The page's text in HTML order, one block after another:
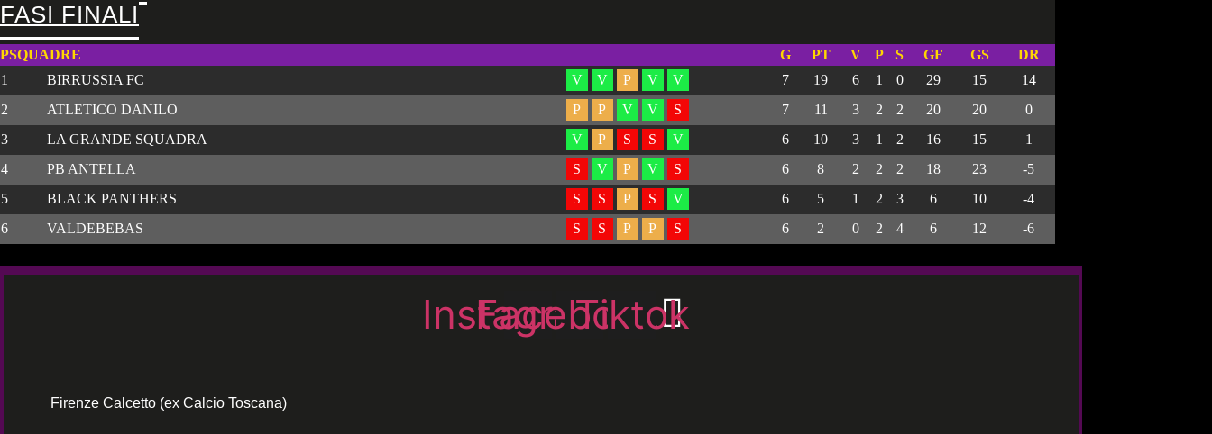
FASI FINALI
PSQUADRE G PT V P S GF GS
DR
1
BIRRUSSIA FC V V P V V 7 19 6 1 0 29 15
14
2
ATLETICO DANILO P P V V S 7 11 3 2 2 20 20
0
3
LA GRANDE SQUADRA V P S S V 6 10 3 1 2 16 15
1
4
PB ANTELLA S V P V S 6 8 2 2 2 18 23
-5
5
BLACK PANTHERS S S P S V 6 5 1 2 3 6 10
-4
6
VALDEBEBAS S S P P S 6 2 0 2 4 6 12 -6
Instagram
Facebook
Tiktok
Firenze Calcetto (ex Calcio Toscana)